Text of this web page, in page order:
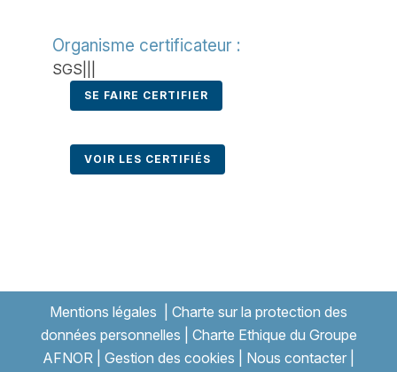
Organisme certificateur :
SGS|||
SE FAIRE CERTIFIER
VOIR LES CERTIFIÉS
Mentions légales
Charte sur la protection des
données personnelles
Charte Ethique du Groupe
AFNOR
Gestion des cookies Nous contacter